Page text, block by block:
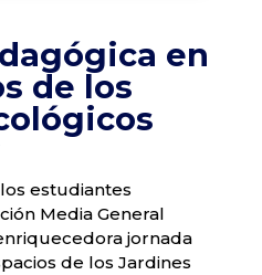
en
de los
estudiantes
Media General
jornada
de los Jardines